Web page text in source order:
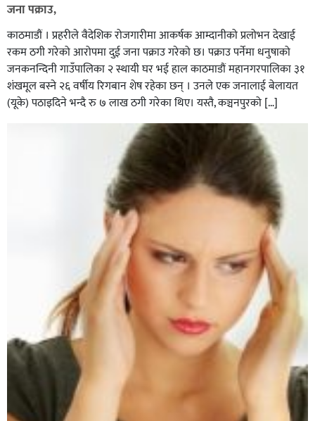
जना पक्राउ,
काठमाडौं । प्रहरीले वैदेशिक रोजगारीमा आकर्षक आम्दानीको प्रलोभन देखाई
रकम ठगी गरेको आरोपमा दुई जना पक्राउ गरेको छ। पक्राउ पर्नेमा धनुषाको
जनकनन्दिनी गाउँपालिका २ स्थायी घर भई हाल काठमाडौं महानगरपालिका ३१
शंखमूल बस्ने २६ वर्षीय रिगबान शेष रहेका छन् । उनले एक जनालाई बेलायत
(यूके) पठाइदिने भन्दै रु ७ लाख ठगी गरेका थिए। यस्तै, कञ्चनपुरको […]